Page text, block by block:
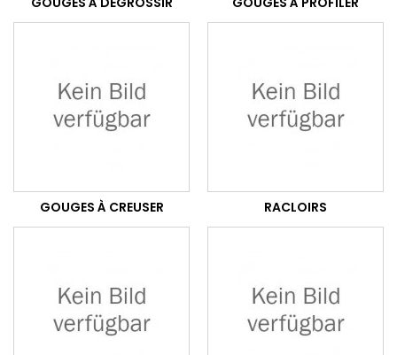
GOUGES À CREUSER RACLOIRS